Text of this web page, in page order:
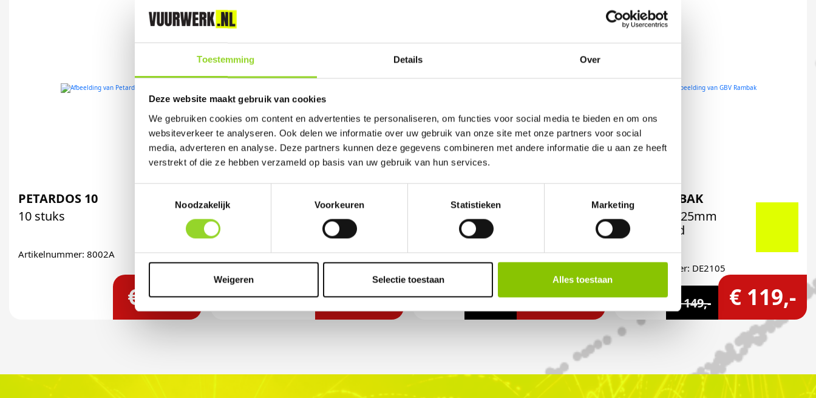
Toestemming Details Over
Deze website maakt gebruik van cookies
We gebruiken cookies om content en advertenties te personaliseren, om functies voor social media te bieden en om ons
websiteverkeer te analyseren. Ook delen we informatie over uw gebruik van onze site met onze partners voor social
media, adverteren en analyse. Deze partners kunnen deze gegevens combineren met andere informatie die u aan ze heeft
verstrekt of die ze hebben verzameld op basis van uw gebruik van hun services.
Noodzakelijk
Voorkeuren Statistieken Marketing
Weigeren Selectie toestaan Alles toestaan
PETARDOS 10
10 stuks
Artikelnummer: 8002A
€ 0,99
LINE OF FIRE 300
fluitcake
Artikelnummer: DE7313
€ 24,99
NINOS
92-delig
vuurwerkpakket
Artikelnummer: 8015
€ 7,50 € 5,99
GBV RAMBAK
144 shots 25mm
compound
Artikelnummer: DE2105
€ 149,- € 119,-